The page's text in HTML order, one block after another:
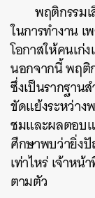
พฤติกรรม
ในการทำงาน
โอกาสให้คนเก่
นอกจากนี้ พฤติ
ซึ่งเป็นรากฐาน
ขัดแย้งระหว่าง
ชมและผลตอบ
ศึกษาพบว่ายิ่ง
เท่าไหร่ เจ้าหน้
ตามตัว